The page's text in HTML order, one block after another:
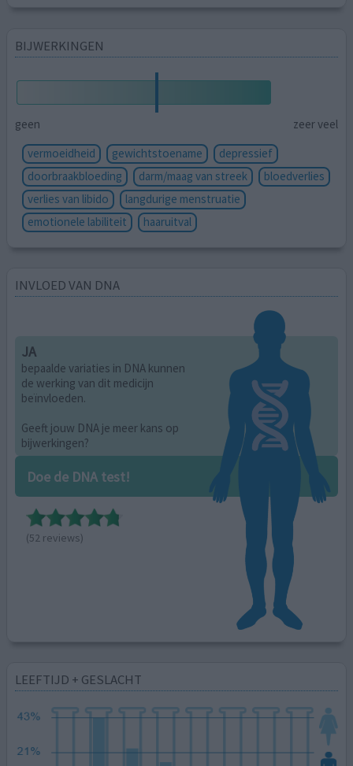
BIJWERKINGEN
geen
zeer veel
vermoeidheid
gewichtstoename
depressief
doorbraakbloeding
darm/maag van streek
bloedverlies
verlies van libido
langdurige menstruatie
emotionele labiliteit
haaruitval
INVLOED VAN DNA
JA
bepaalde variaties in DNA kunnen
de werking van dit medicijn
beïnvloeden.
Geeft jouw DNA je meer kans op
bijwerkingen?
Doe de DNA test!
(52 reviews)
LEEFTIJD + GESLACHT